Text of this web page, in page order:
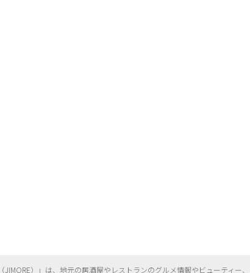
JIMORE）」は、地元の居酒屋やレストランのグルメ情報やビューティー、